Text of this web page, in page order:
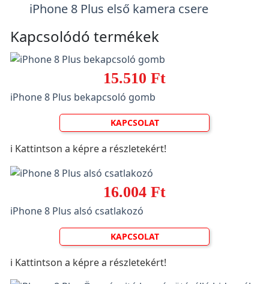
iPhone 8 Plus első kamera csere
Kapcsolódó termékek
15.510 Ft
iPhone 8 Plus bekapcsoló gomb
KAPCSOLAT
ℹ️ Kattintson a képre a részletekért!
16.004 Ft
iPhone 8 Plus alsó csatlakozó
KAPCSOLAT
ℹ️ Kattintson a képre a részletekért!